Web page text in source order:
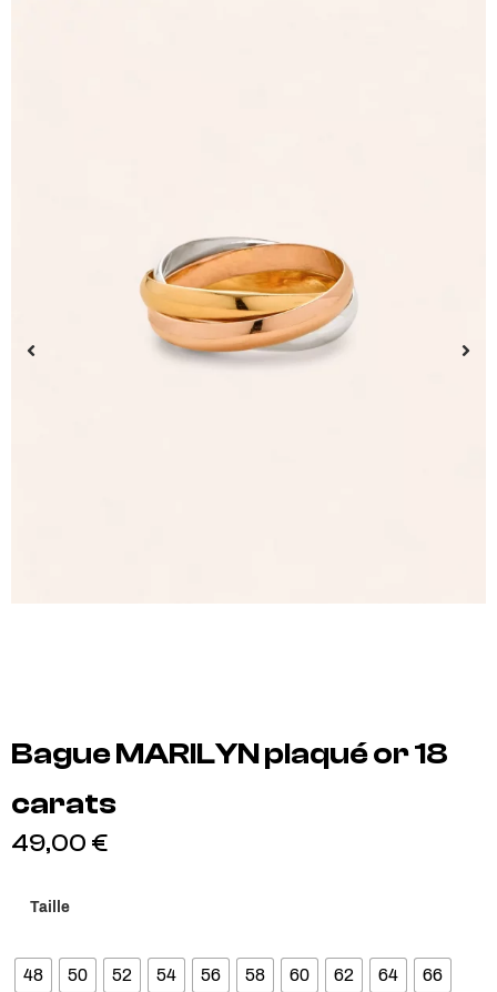
Bague MARILYN plaqué or 18
carats
49,00 €
Taille
48 50 52 54 56 58 60 62 64 66